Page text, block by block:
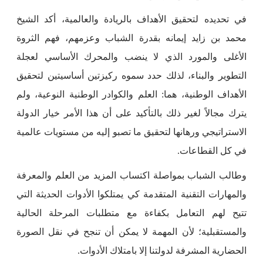
في تحديده لتحقيق الأهداف بالريادة والعالمية، أكد الشيخ
محمد بن زايد إيمانه بقدرة الشباب وعزمهم، فهم الثروة
الأغلى والمورد الذي لا ينضب والمحرك الأساسي لعجلة
التطوير والبناء، لذلك حدد سموه ركيزتين أساسيتين لتحقيق
الأهداف الوطنية، هما: العلم والكوادر الوطنية النوعية، ولم
يترك مجالاً لغير ذلك بالتأكيد على أن هذا الأمر خيار الدولة
الاستراتيجي ورهانها لتحقيق ما تصبو إليه من مستويات عالمية
في كل القطاعات.
وطالب الشباب بمواصلة اكتساب المزيد من العلم والمعرفة
والمهارات التقنية المتقدمة كي يمتلكوا الأدوات الحديثة التي
تتيح لهم التعامل بكفاءة مع متطلبات المرحلة الحالية
والمستقبلية؛ لأن المهمة لا يمكن أن تنجح في نقل الصورة
الحضارية المشرفة لدولتنا إلا بامتلاك الأدوات.